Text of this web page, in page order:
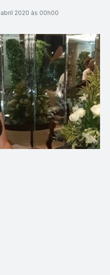
abril 2020 às 00h00